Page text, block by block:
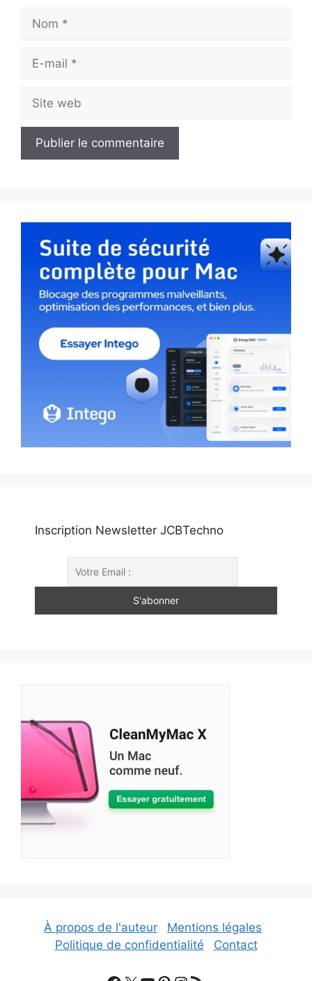
mail
web
Inscription Newsletter JCBTechno
À propos de l'auteur
Mentions légales
Politique de confidentialité
Contact